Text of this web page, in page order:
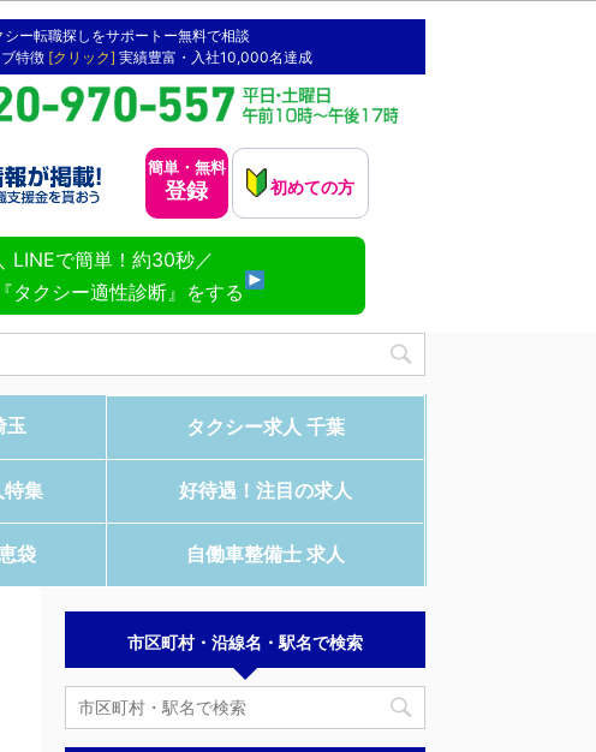
シー転職探しをサポートー無料で相談
特徴 [クリック] 実績豊富・入社10,000名達成
簡単・無料
登録 初めての方
LINEで簡単！約30秒／
タクシー適性診断』をする
玉 タクシー求人 千葉
特集 好待遇！注目の求人
袋 自働車整備士 求人
市区町村・沿線名・駅名で検索